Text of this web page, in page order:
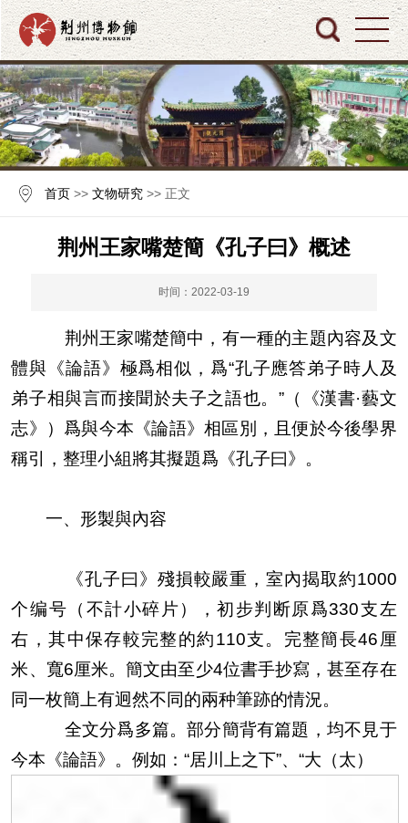
首页 >>文物研究 >> 正文
荆州王家嘴楚簡《孔子曰》概述
时间：2022-03-19
荆州王家嘴楚簡中，有一種的主題內容及文
體與《論語》極爲相似，爲“孔子應答弟子時人及
弟子相與言而接聞於夫子之語也。”（《漢書·藝文
志》） 爲與今本《論語》相區別，且便於今後學界
稱引，整理小組將其擬題爲《孔子曰》。
一、形製與內容
《孔子曰》殘損較嚴重，室內揭取約1000
个编号（不計小碎片），初步判断原爲330支左
右，其中保存較完整的約110支。完整簡長46厘
米、寬6厘米。簡文由至少4位書手抄寫，甚至存在
同一枚簡上有迥然不同的兩种筆跡的情況。
全文分爲多篇。部分簡背有篇題，均不見于
今本《論語》。例如：“居川上之下”、“大（太）